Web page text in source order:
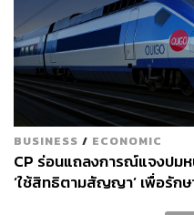
BUSINESS / ECONOMIC
CP ร่อนแถลงการณ์แจงปม
‘ใช้สิทธิตามสัญญา’ เพื่อรัก